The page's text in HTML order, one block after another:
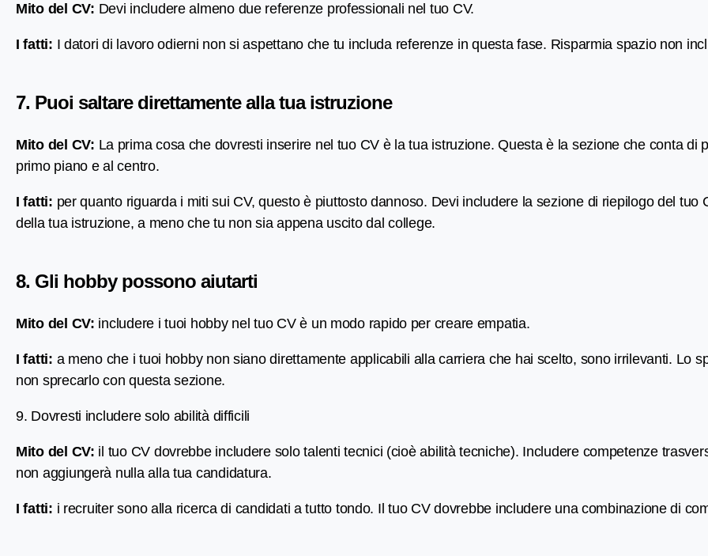
Mito del CV: Devi includere almeno due referenze professionali nel tuo CV.
I fatti: I datori di lavoro odierni non si aspettano che tu includa referenze in questa fase. Risparmia spazio non
7. Puoi saltare direttamente alla tua istruzione
Mito del CV: La prima cosa che dovresti inserire nel tuo CV è la tua istruzione. Questa è la sezione che conta di
primo piano e al centro.
I fatti: per quanto riguarda i miti sui CV, questo è piuttosto dannoso. Devi includere la sezione di riepilogo del tuo
della tua istruzione, a meno che tu non sia appena uscito dal college.
8. Gli hobby possono aiutarti
Mito del CV: includere i tuoi hobby nel tuo CV è un modo rapido per creare empatia.
I fatti: a meno che i tuoi hobby non siano direttamente applicabili alla carriera che hai scelto, sono irrilevanti. Lo
non sprecarlo con questa sezione.
9. Dovresti includere solo abilità difficili
Mito del CV: il tuo CV dovrebbe includere solo talenti tecnici (cioè abilità tecniche). Includere competenze
non aggiungerà nulla alla tua candidatura.
I fatti: i recruiter sono alla ricerca di candidati a tutto tondo. Il tuo CV dovrebbe includere una combinazione di